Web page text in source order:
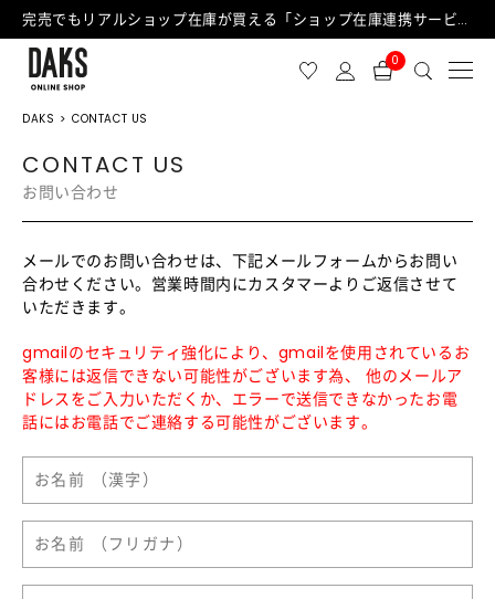
完売でもリアルショップ在庫が買える「ショップ在庫連携サービス」が日中もご利用可能になりました！
0
DAKS CONTACT US
CONTACT US
お問い合わせ
メールでのお問い合わせは、下記メールフォームからお問い
合わせください。営業時間内にカスタマーよりご返信させて
いただきます。
gmailのセキュリティ強化により、gmailを使用されているお
客様には返信できない可能性がございます為、 他のメールア
ドレスをご入力いただくか、エラーで送信できなかったお電
話にはお電話でご連絡する可能性がございます。